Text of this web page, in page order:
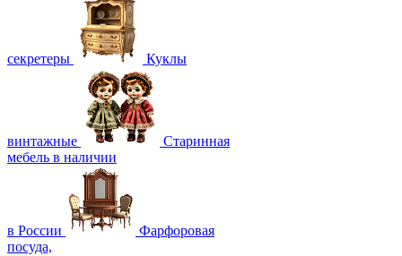
секретеры Куклы
винтажные
Старинная
мебель в наличии
в России
Фарфоровая
посуда,